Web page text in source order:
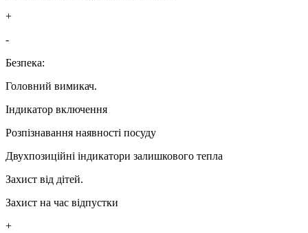
+
-
Безпека:
Головний вимикач.
Індикатор включення
Розпізнавання наявності посуду
Двухпозиційні індикатори залишкового тепла
Захист від дітей.
Захист на час відпустки
+